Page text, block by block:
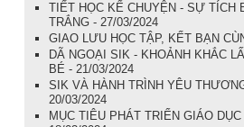
TIẾT HỌC KỂ CHUYỆN - SỰ TÍCH
TRẮNG - 27/03/2024
GIAO LƯU HỌC TẬP, KẾT BẠN
DÃ NGOẠI SIK - KHOẢNH KHẮC
BÉ - 21/03/2024
SIK VÀ HÀNH TRÌNH YÊU
20/03/2024
MỤC TIÊU PHÁT TRIỂN GIÁO